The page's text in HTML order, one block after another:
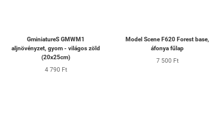
GminiatureS GMWM1
aljnövényzet, gyom - világos zöld
(20x25cm)
4 790 Ft
Model Scene F620 Forest base,
áfonya fűlap
7 500 Ft